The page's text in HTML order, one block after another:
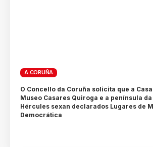
A CORUÑA
O Concello da Coruña solicita que a
Museo Casares Quiroga e a península
Hércules sexan declarados Lugares de
Democrática